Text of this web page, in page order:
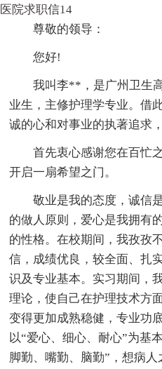
医院求职信14
尊敬的领导：
您好!
我叫李**，是广州卫生
业生，主修护理学专业。借
诚的心和对事业的执著追求
首先衷心感谢您在百忙
开启一扇希望之门。
敬业是我的态度，诚信
的做人原则，爱心是我拥有
的性格。在校期间，我孜孜
信，成绩优良，较全面、扎
识及专业基本。实习期间，
理论，使自己在护理技术方
变得更加成熟稳健，专业功
以“爱心、细心、耐心”为基
脚勤、嘴勤、脑勤”，想病